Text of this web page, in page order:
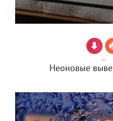
Неоновые